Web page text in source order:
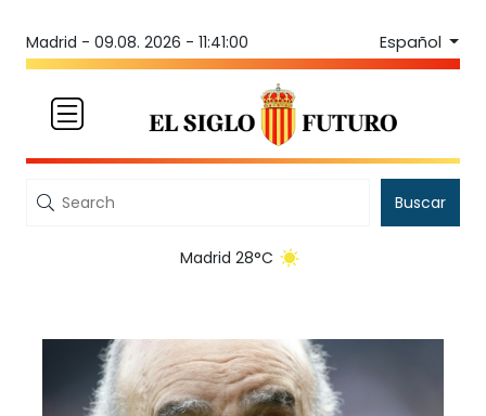
Madrid - 09.08. 2026 - 11:41:00 Español
Buscar
Madrid 28°C